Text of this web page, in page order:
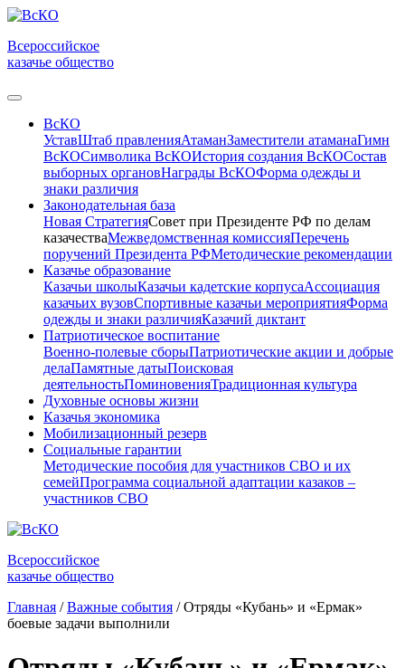
Всероссийское
казачье общество
ВсКО
УставШтаб правленияАтаманЗаместители атаманаГимн
ВсКОСимволика ВсКОИстория создания ВсКОСостав
выборных органовНаграды ВсКОФорма одежды и
знаки различия
Законодательная база
Новая СтратегияСовет при Президенте РФ по делам
казачестваМежведомственная комиссияПеречень
поручений Президента РФМетодические рекомендации
Казачье образование
Казачьи школыКазачьи кадетские корпусаАссоциация
казачьих вузовСпортивные казачьи мероприятияФорма
одежды и знаки различияКазачий диктант
Патриотическое воспитание
Военно-полевые сборыПатриотические акции и добрые
делаПамятные датыПоисковая
деятельностьПоминовенияТрадиционная культура
Духовные основы жизни
Казачья экономика
Мобилизационный резерв
Социальные гарантии
Методические пособия для участников СВО и их
семейПрограмма социальной адаптации казаков –
участников СВО
Всероссийское
казачье общество
Главная / Важные события / Отряды «Кубань» и «Ермак»
боевые задачи выполнили